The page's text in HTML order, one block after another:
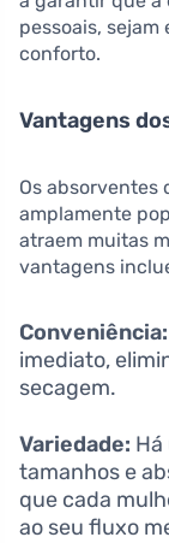
pessoais,
conforto.
Vantagens
Os absorventes
amplamente
atraem muitas
vantagens
Conveniência:
imediato,
secagem.
Variedade:
tamanhos e
que cada
ao seu fluxo